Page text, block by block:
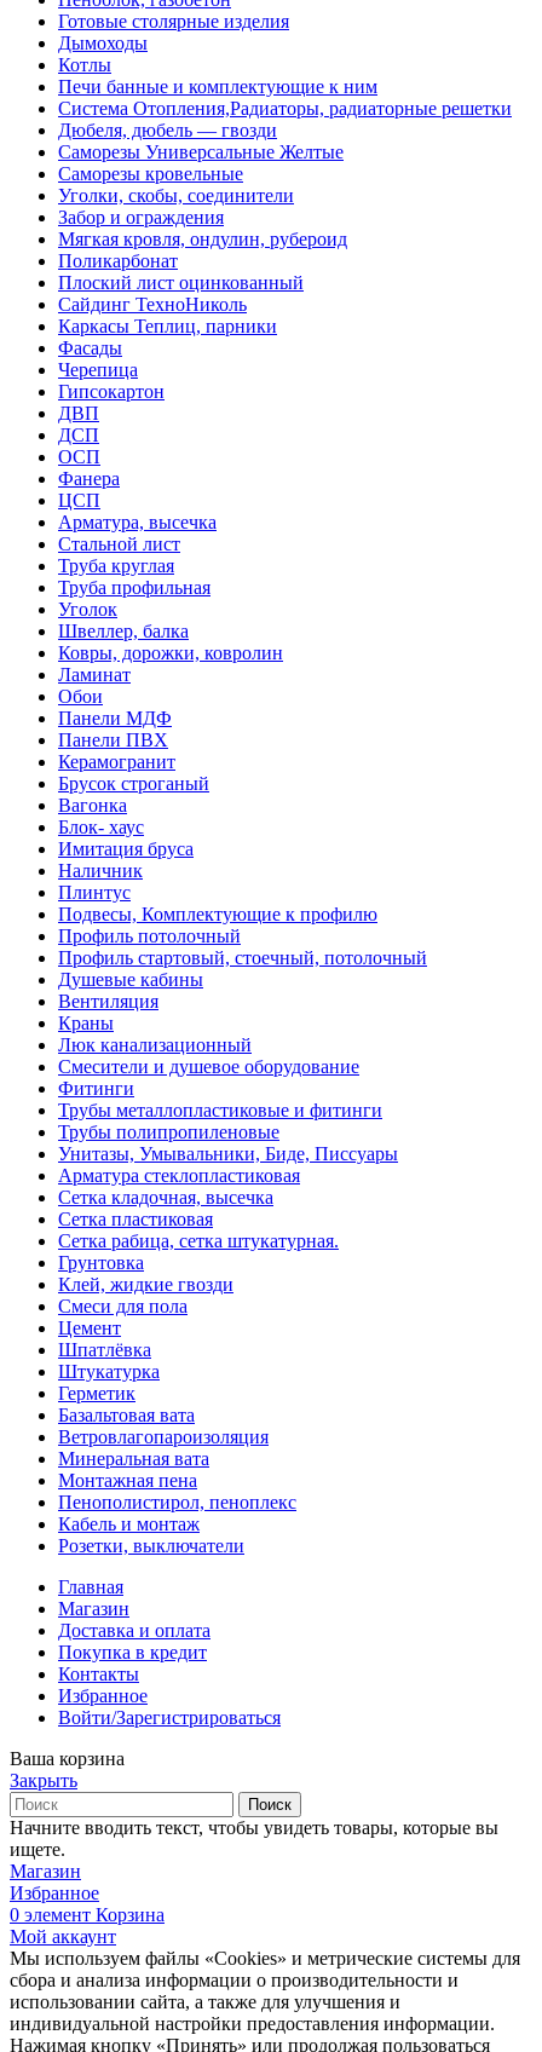
Готовые столярные изделия
Дымоходы
Котлы
Печи банные и комплектующие к ним
Система Отопления,Радиаторы, радиаторные решетки
Дюбеля, дюбель — гвозди
Саморезы Универсальные Желтые
Саморезы кровельные
Уголки, скобы, соединители
Забор и ограждения
Мягкая кровля, ондулин, рубероид
Поликарбонат
Плоский лист оцинкованный
Сайдинг ТехноНиколь
Каркасы Теплиц, парники
Фасады
Черепица
Гипсокартон
ДВП
ДСП
ОСП
Фанера
ЦСП
Арматура, высечка
Стальной лист
Труба круглая
Труба профильная
Уголок
Швеллер, балка
Ковры, дорожки, ковролин
Ламинат
Обои
Панели МДФ
Панели ПВХ
Керамогранит
Брусок строганый
Вагонка
Блок- хаус
Имитация бруса
Наличник
Плинтус
Подвесы, Комплектующие к профилю
Профиль потолочный
Профиль стартовый, стоечный, потолочный
Душевые кабины
Вентиляция
Краны
Люк канализационный
Смесители и душевое оборудование
Фитинги
Трубы металлопластиковые и фитинги
Трубы полипропиленовые
Унитазы, Умывальники, Биде, Писсуары
Арматура стеклопластиковая
Сетка кладочная, высечка
Сетка пластиковая
Сетка рабица, сетка штукатурная.
Грунтовка
Клей, жидкие гвозди
Смеси для пола
Цемент
Шпатлёвка
Штукатурка
Герметик
Базальтовая вата
Ветровлагопароизоляция
Минеральная вата
Монтажная пена
Пенополистирол, пеноплекс
Кабель и монтаж
Розетки, выключатели
Главная
Магазин
Доставка и оплата
Покупка в кредит
Контакты
Избранное
Войти/Зарегистрироваться
Ваша корзина
Закрыть
Поиск
Начните вводить текст, чтобы увидеть товары, которые вы
ищете.
Магазин
Избранное
0 элемент Корзина
Мой аккаунт
Мы используем файлы «Cookies» и метрические системы для
сбора и анализа информации о производительности и
использовании сайта, а также для улучшения и
индивидуальной настройки предоставления информации.
Нажимая кнопку «Принять» или продолжая пользоваться